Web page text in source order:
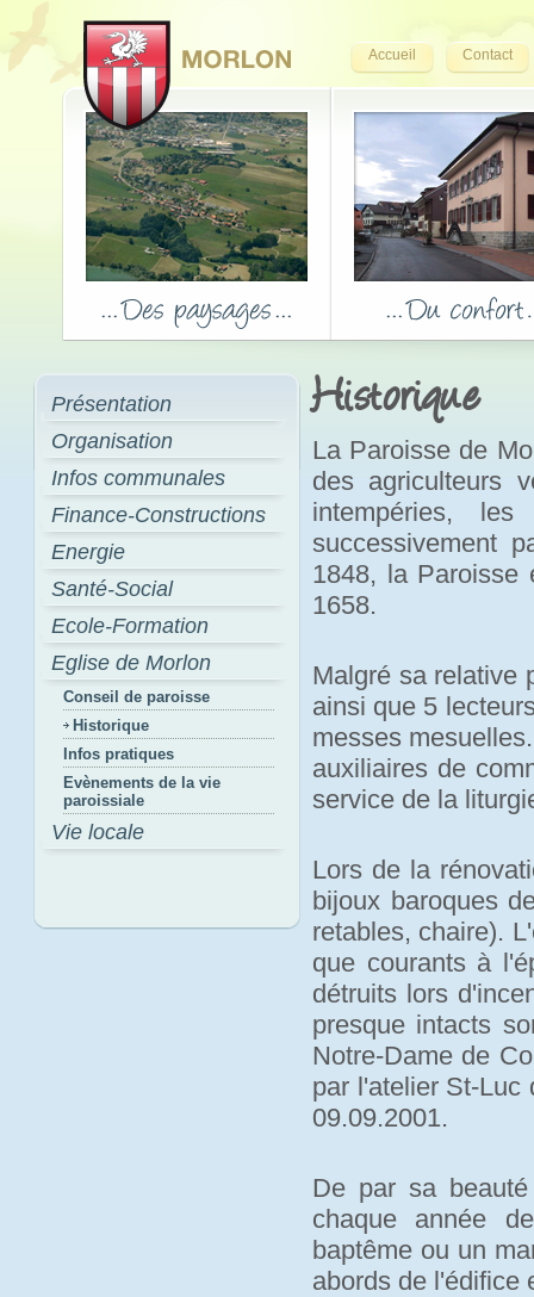
Accueil Contact
Présentation
Organisation
Infos communales
Finance-Constructions
Energie
Santé-Social
Ecole-Formation
Eglise de Morlon
Conseil de paroisse
Historique
Infos pratiques
Evènements de la vie
paroissiale
Vie locale
Historique
La Paroisse de
des agriculteurs
intempéries,
successivement
1848, la Paroisse
1658.
Malgré sa relative
ainsi que 5
messes
auxiliaires de
service de la
Lors de la
bijoux baroques
retables, chaire).
que courants à
détruits lors
presque intacts
Notre-Dame de
par l'atelier St-Luc
09.09.2001.
De par sa
chaque année
baptême ou un
abords de l'édifice